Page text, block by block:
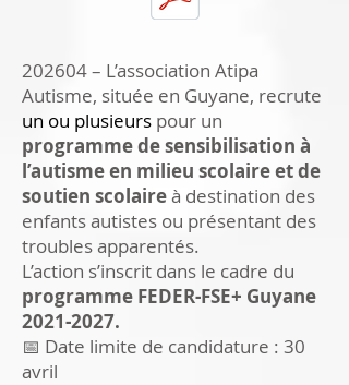
202604 – L’association Atipa
Autisme, située en Guyane, recrute
un ou plusieurs pour un
programme de sensibilisation à
l’autisme en milieu scolaire et de
soutien scolaireà destination des
enfants autistes ou présentant des
troubles apparentés.
L’action s’inscrit dans le cadre du
programme FEDER-FSE+ Guyane
2021-2027.
📅 Date limite de candidature : 30
avril